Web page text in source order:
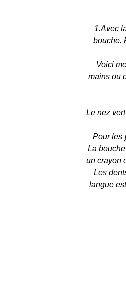
1.Avec
bouche.
Voici
mains ou
Le nez
Pour les
La
un crayon
Les
langue